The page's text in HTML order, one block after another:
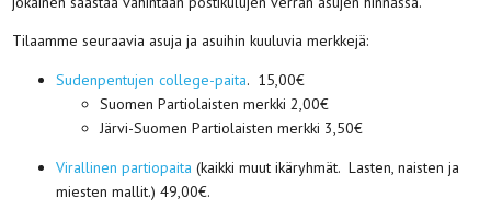
Tilaamme seuraavia asuja ja asuihin kuuluvia merkkejä:
Sudenpentujen college-paita. 15,00€
Suomen Partiolaisten merkki 2,00€
Järvi-Suomen Partiolaisten merkki 3,50€
Virallinen partiopaita (kaikki muut ikäryhmät. Lasten, naisten ja
miesten mallit.) 49,00€.